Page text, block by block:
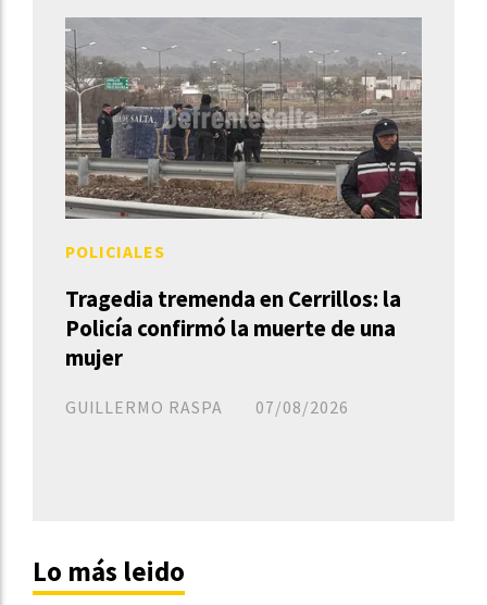
Tragedia tremenda en Cerrillos: la
Policía confirmó la muerte de una
mujer
GUILLERMO RASPA
POLICIALES
07/08/2026
Lo más leido